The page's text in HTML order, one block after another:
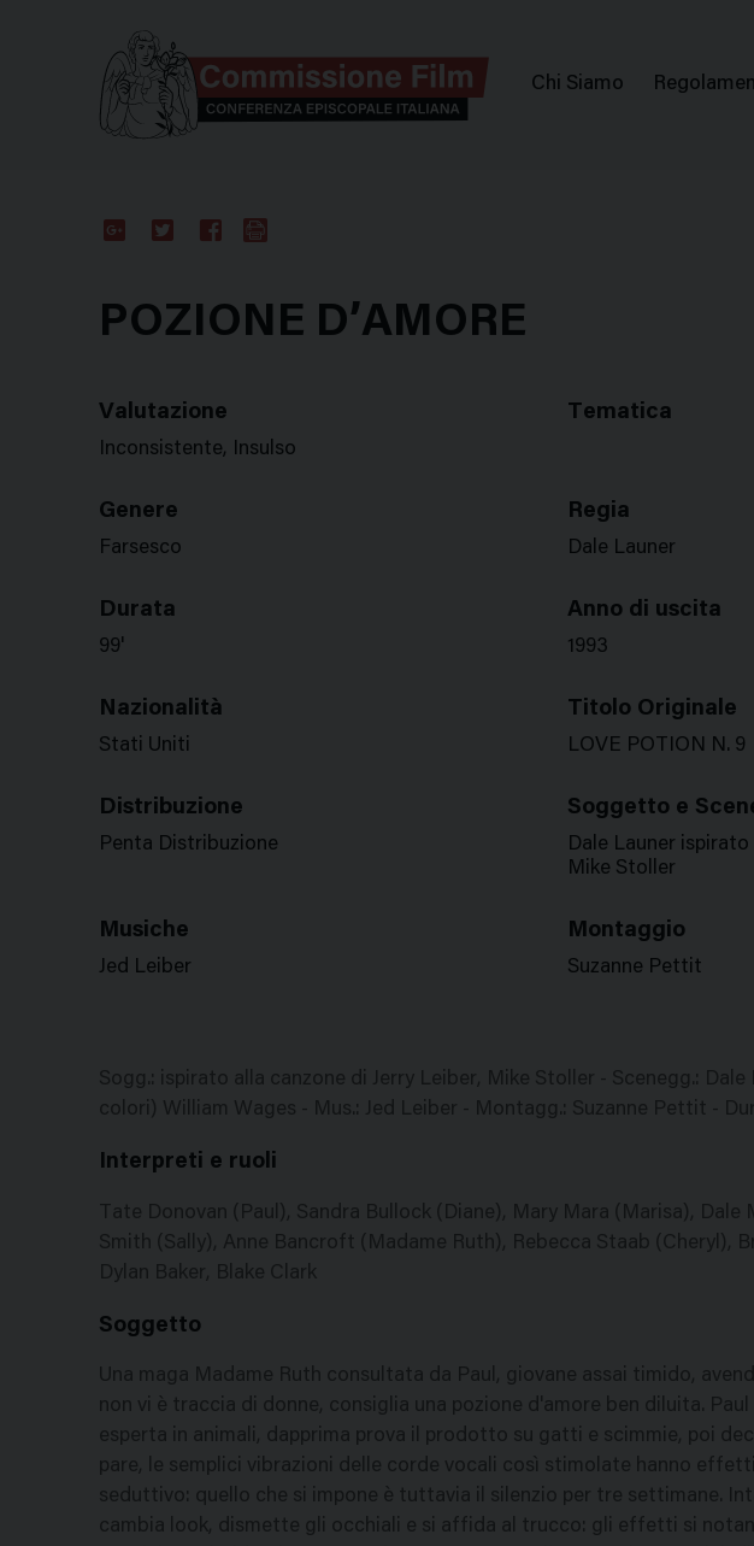
Menu
Chi Siamo
POZIONE D’AMORE
Valutazione
Inconsistente, Insulso
Tematica
Genere
Farsesco
Regia
Dale Launer
Durata
99'
Anno di uscita
1993
Nazionalità
Stati Uniti
Titolo Originale
LOVE POTION N. 9
Distribuzione
Penta Distribuzione
Soggetto e
Dale Launer
Mike Stoller
Musiche
Jed Leiber
Montaggio
Suzanne Pettit
Sogg.: ispirato alla canzone di Jerry Leiber, Mike Stoller - Scenegg.:
colori) William Wages - Mus.: Jed Leiber - Montagg.: Suzanne Pettit -
Interpreti e ruoli
Tate Donovan (Paul), Sandra Bullock (Diane), Mary Mara (Marisa),
Smith (Sally), Anne Bancroft (Madame Ruth), Rebecca Staab (Cheryl),
Dylan Baker, Blake Clark
Soggetto
Una maga Madame Ruth consultata da Paul, giovane assai timido,
non vi è traccia di donne, consiglia una pozione d'amore ben diluita. Paul
esperta in animali, dapprima prova il prodotto su gatti e scimmie, poi
pare, le semplici vibrazioni delle corde vocali così stimolate hanno
seduttivo: quello che si impone è tuttavia il silenzio per tre settimane.
cambia look, dismette gli occhiali e si affida al trucco: gli effetti si